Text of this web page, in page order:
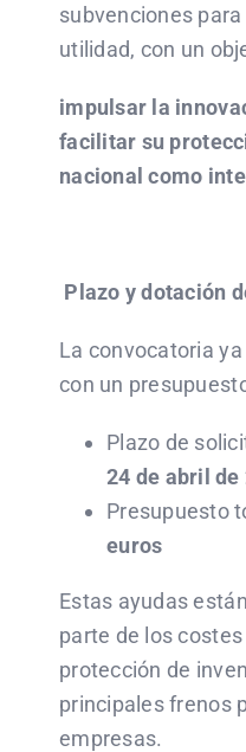
subvenciones
utilidad, con un
impulsar la
facilitar su
nacional como
Plazo y dotación
La convocatoria
con un
Plazo de
24 de abril de
Presupuesto
euros
Estas ayudas
parte de los
protección de
principales frenos
empresas.